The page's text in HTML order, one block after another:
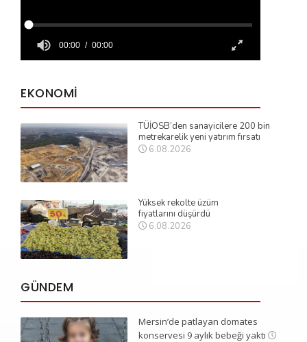
EKONOMİ
TÜİOSB’den sanayicilere 200 bin
metrekarelik yeni yatırım fırsatı
6.08.2026
Yüksek rekolte üzüm
fiyatlarını düşürdü
6.08.2026
GÜNDEM
Mersin’de patlayan domates
konservesi 9 aylık bebeği yaktı